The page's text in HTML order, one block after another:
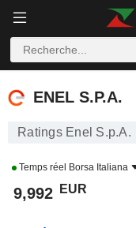
ENEL S.P.A.
ENEL S.P.A.
Ratings Enel S.p.A.
Temps réel Borsa Italiana
9,992 EUR